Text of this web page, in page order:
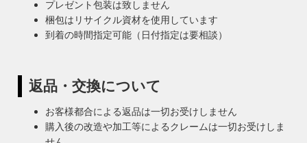
プレゼント包装は致しません
梱包はリサイクル資材を使用しています
到着の時間指定可能（日付指定は要相談）
返品・交換について
お客様都合による返品は一切お受けしません
購入後の改造や加工等によるクレームは一切お受けしま